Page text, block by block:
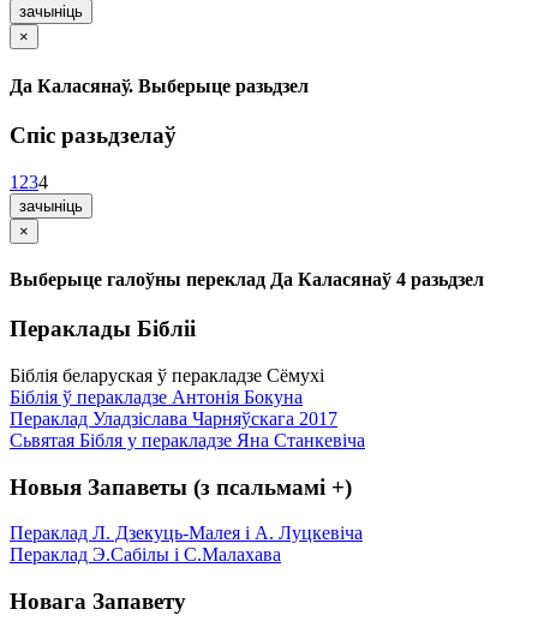
зачыніць
×
Да Каласянаў. Выберыце разьдзел
Спіс разьдзелаў
1 234
зачыніць
×
Выберыце галоўны переклад Да Каласянаў 4 разьдзел
Пераклады Бібліі
Біблія беларуская ў перакладзе Сёмухі
Біблія ў перакладзе Антонія Бокуна
Пераклад Уладзіслава Чарняўскага 2017
Сьвятая Бібля у перакладзе Яна Станкевіча
Новыя Запаветы (з псальмамі +)
Пераклад Л. Дзекуць-Малея і А. Луцкевіча
Пераклад Э.Сабілы і С.Малахава
Новага Запавету